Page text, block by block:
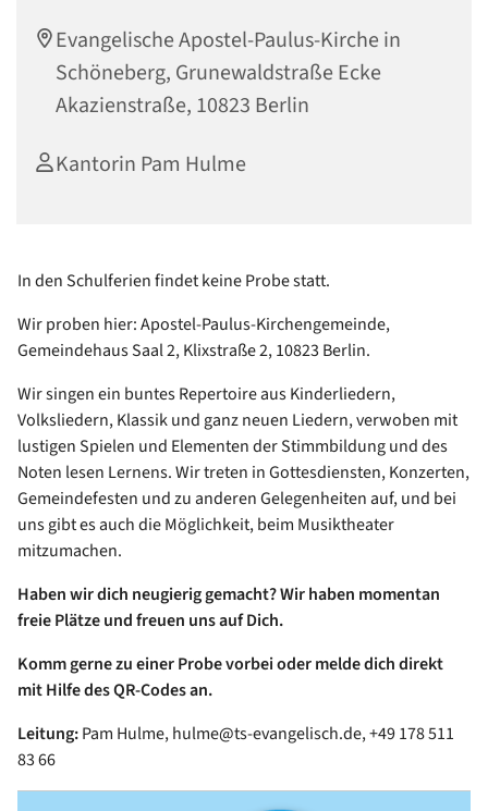
Evangelische Apostel-Paulus-Kirche in
Schöneberg, Grunewaldstraße Ecke
Akazienstraße, 10823 Berlin
Kantorin Pam Hulme
In den Schulferien findet keine Probe statt.
Wir proben hier: Apostel-Paulus-Kirchengemeinde,
Gemeindehaus Saal 2, Klixstraße 2, 10823 Berlin.
Wir singen ein buntes Repertoire aus Kinderliedern,
Volksliedern, Klassik und ganz neuen Liedern, verwoben mit
lustigen Spielen und Elementen der Stimmbildung und des
Noten lesen Lernens. Wir treten in Gottesdiensten, Konzerten,
Gemeindefesten und zu anderen Gelegenheiten auf, und bei
uns gibt es auch die Möglichkeit, beim Musiktheater
mitzumachen.
Haben wir dich neugierig gemacht? Wir haben momentan
freie Plätze und freuen uns auf Dich.
Komm gerne zu einer Probe vorbei oder melde dich direkt
mit Hilfe des QR-Codes an.
Leitung:Pam Hulme, hulme@ts-evangelisch.de, +49 178 511
83 66